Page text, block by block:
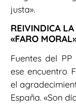
justa».
REIVINDICA
«FARO
Fuentes del
ese encuentro
el
España. «Son